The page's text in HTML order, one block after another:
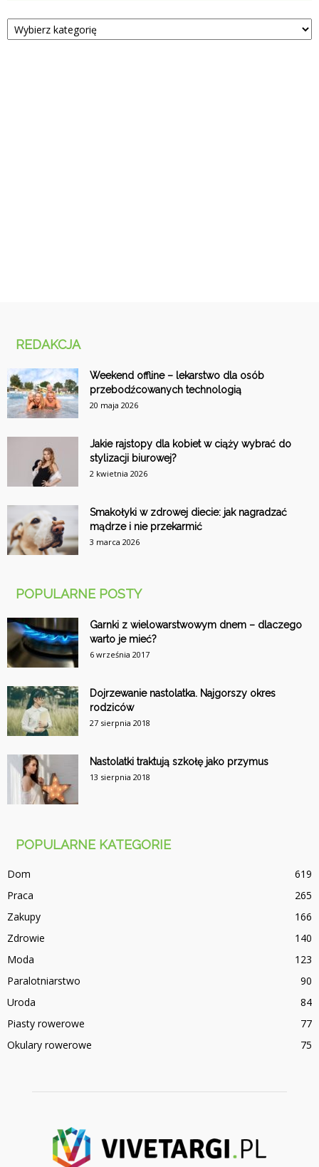
Kategorie
REDAKCJA
Weekend offline – lekarstwo dla osób
przebodźcowanych technologią
20 maja 2026
Jakie rajstopy dla kobiet w ciąży wybrać do
stylizacji biurowej?
2 kwietnia 2026
Smakołyki w zdrowej diecie: jak nagradzać
mądrze i nie przekarmić
3 marca 2026
POPULARNE POSTY
Garnki z wielowarstwowym dnem – dlaczego
warto je mieć?
6 września 2017
Dojrzewanie nastolatka. Najgorszy okres
rodziców
27 sierpnia 2018
Nastolatki traktują szkołę jako przymus
13 sierpnia 2018
POPULARNE KATEGORIE
Dom
619
Praca
265
Zakupy
166
Zdrowie
140
Moda
123
Paralotniarstwo
90
Uroda
84
Piasty rowerowe
77
Okulary rowerowe
75